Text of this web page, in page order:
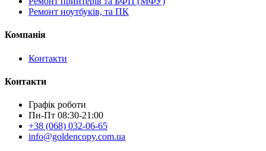
Ремонт ноутбуків, та ПК
Компанія
Контакти
Контакти
Графік роботи
Пн-Пт 08:30-21:00
+38 (068) 032-06-65
info@goldencopy.com.ua